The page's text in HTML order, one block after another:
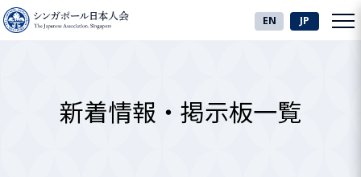
EN JP
新着情報・掲示板一覧